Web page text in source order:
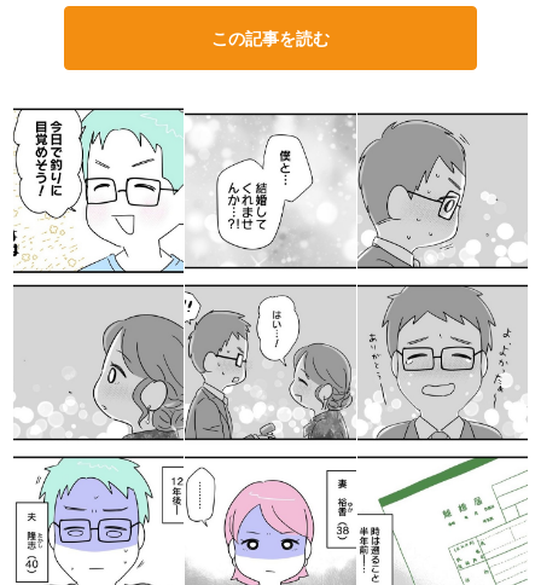
この記事を読む